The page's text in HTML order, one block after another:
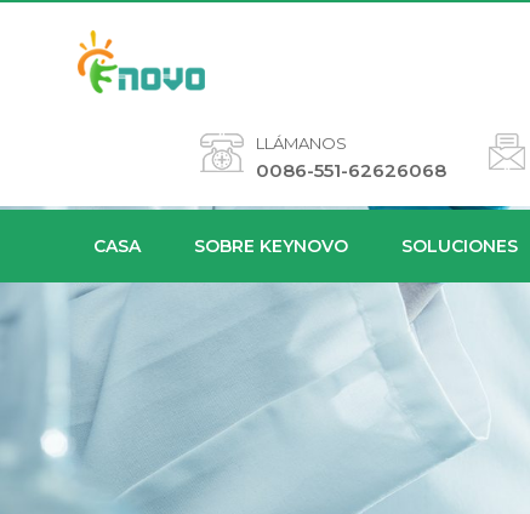
LLÁMANOS
0086-551-62626068
CASA SOBRE KEYNOVO SOLUCIONES